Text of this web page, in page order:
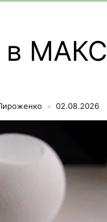
в МАКС
02.08.2026